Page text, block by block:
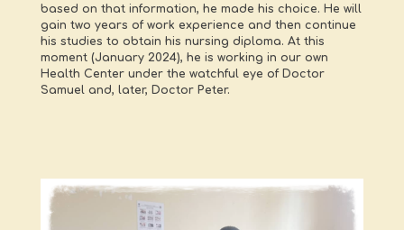
based on that information, he made his choice. He will
gain two years of work experience and then continue
his studies to obtain his nursing diploma. At this
moment (January 2024), he is working in our own
Health Center under the watchful eye of Doctor
Samuel and, later, Doctor Peter.